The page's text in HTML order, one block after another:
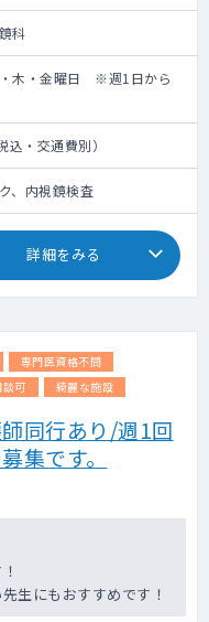
科
木・金曜日 ※週1日から
・交通費別）
、内視鏡検査
詳細をみる
専門医資格不問
可 綺麗な施設
同行あり/週1回
集です。
生にもおすすめです！